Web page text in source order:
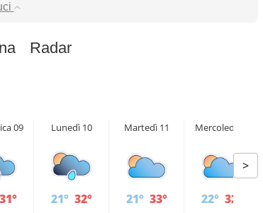
Radar
09
31°
Lunedì 10
21° 32°
Martedì 11
21° 33°
Mercoledì 12
22° 32°
>